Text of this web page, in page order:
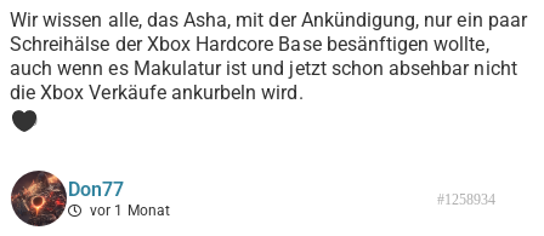
Wir wissen alle, das Asha, mit der Ankündigung, nur ein paar
Schreihälse der Xbox Hardcore Base besänftigen wollte,
auch wenn es Makulatur ist und jetzt schon absehbar nicht
die Xbox Verkäufe ankurbeln wird.
0
Don77
vor 1 Monat
#1258934